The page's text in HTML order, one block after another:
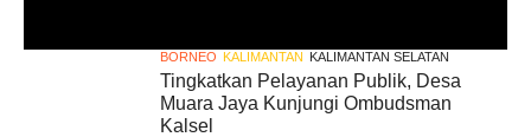
BORNEO KALIMANTAN KALIMANTAN SELATAN
Tingkatkan Pelayanan Publik, Desa
Muara Jaya Kunjungi Ombudsman
Kalsel